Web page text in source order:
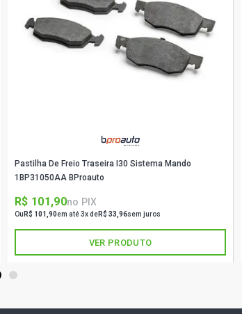
FOCUS HATCH GHIA HATCH
GASOLINA (2009 - 2011)
FOCUS HATCH GLX HATCH 2.0
GASOLINA (2009 - 2010)
FOCUS SEDAN GHIA SEDAN
GASOLINA (2009 - 2011)
Pastilha De Freio Traseira I30 Sistema Mando
1BP31050AA BProauto
R$ 101,90no PIX
Ou R$ 101,90em até 3x deR$ 33,96sem juros
VER PRODUTO
2